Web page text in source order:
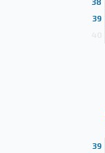
39
39